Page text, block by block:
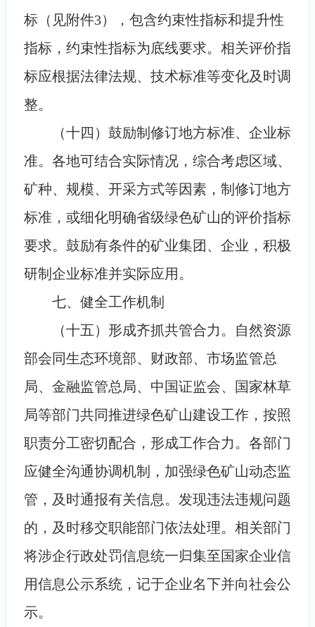
标（见附件3），包含约束性指标和提升性
指标，约束性指标为底线要求。相关评价指
标应根据法律法规、技术标准等变化及时调
整。
（十四）鼓励制修订地方标准、企业标
准。各地可结合实际情况，综合考虑区域、
矿种、规模、开采方式等因素，制修订地方
标准，或细化明确省级绿色矿山的评价指标
要求。鼓励有条件的矿业集团、企业，积极
研制企业标准并实际应用。
七、健全工作机制
（十五）形成齐抓共管合力。自然资源
部会同生态环境部、财政部、市场监管总
局、金融监管总局、中国证监会、国家林草
局等部门共同推进绿色矿山建设工作，按照
职责分工密切配合，形成工作合力。各部门
应健全沟通协调机制，加强绿色矿山动态监
管，及时通报有关信息。发现违法违规问题
的，及时移交职能部门依法处理。相关部门
将涉企行政处罚信息统一归集至国家企业信
用信息公示系统，记于企业名下并向社会公
示。